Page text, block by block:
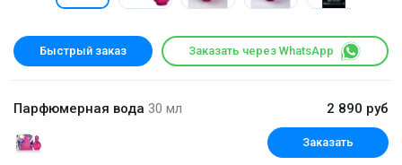
Быстрый заказ Заказать через WhatsApp
Парфюмерная вода 30 мл 2 890 руб
Заказать